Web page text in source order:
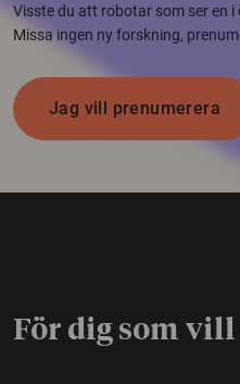
Visste du att robotar som ser en
Missa ingen ny forskning,
Jag vill prenumerera
För dig som vill